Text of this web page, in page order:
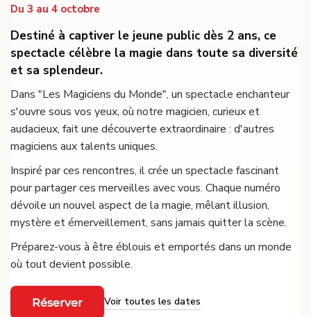
Du 3 au 4 octobre
Destiné à captiver le jeune public dès 2 ans, ce
spectacle célèbre la magie dans toute sa diversité
et sa splendeur.
Dans "Les Magiciens du Monde", un spectacle enchanteur
s'ouvre sous vos yeux, où notre magicien, curieux et
audacieux, fait une découverte extraordinaire : d'autres
magiciens aux talents uniques.
Inspiré par ces rencontres, il crée un spectacle fascinant
pour partager ces merveilles avec vous. Chaque numéro
dévoile un nouvel aspect de la magie, mêlant illusion,
mystère et émerveillement, sans jamais quitter la scène.
Préparez-vous à être éblouis et emportés dans un monde
où tout devient possible.
Réserver Voir toutes les dates